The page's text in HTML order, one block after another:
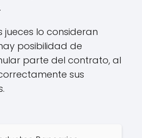
lo consideran
posibilidad de
parte del contrato, al
sus